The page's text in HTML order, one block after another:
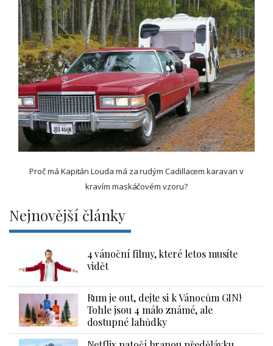
Proč má Kapitán Louda má za rudým Cadillacem karavan v
kravím maskáčovém vzoru?
Nejnovější články
4 vánoční filmy, které letos musíte
vidět
Rum je out, dejte si k Vánocům GIN!
Tohle jsou 4 málo známé, ale
dostupné lahůdky